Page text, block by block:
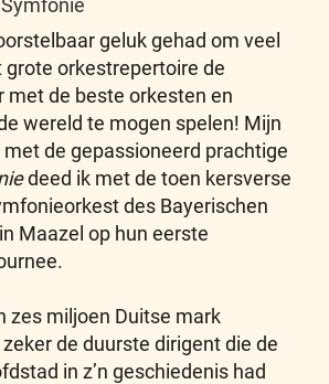
geluk gehad om veel
grote orkestrepertoire de
met de beste orkesten en
wereld te mogen spelen! Mijn
de gepassioneerd prachtige
deed ik met de toen kersverse
des Bayerischen
Maazel op hun eerste
zes miljoen Duitse mark
de duurste dirigent die de
in z’n geschiedenis had